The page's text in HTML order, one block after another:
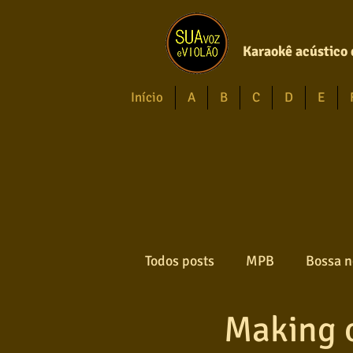
Karaokê acústico
Início A B C D E
Todos posts MPB Bossa
Gospel Axé
Making